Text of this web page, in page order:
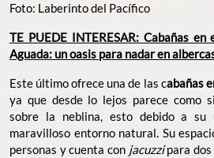
Foto: Laberinto del Pacífico
TE PUEDE INTERESAR: Cabañas
Aguada: un oasis para nadar en
Este último ofrece una de las cabañas
ya que desde lo lejos parece como
sobre la neblina, esto debido a su
maravilloso entorno natural. Su
personas y cuenta con jacuzzipara